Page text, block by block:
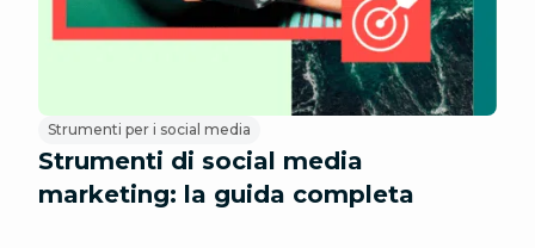
Strumenti per i social media
Strumenti di social media
marketing: la guida completa